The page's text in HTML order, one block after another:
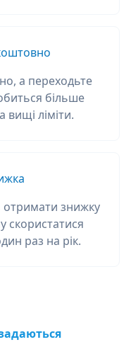
а переходьте
більше
вищі ліміти.
отримати знижку
скористатися
раз на рік.